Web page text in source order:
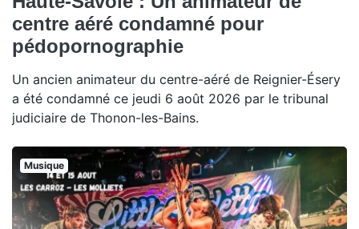
centre aéré condamné pour
pédopornographie
Un ancien animateur du centre-aéré de Reignier-Ésery
a été condamné ce jeudi 6 août 2026 par le tribunal
judiciaire de Thonon-les-Bains.
Musique